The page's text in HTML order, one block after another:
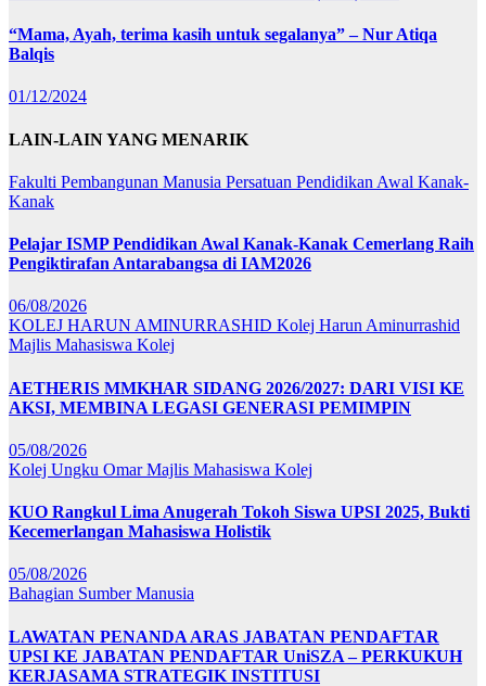
“Mama, Ayah, terima kasih untuk segalanya” – Nur Atiqa
Balqis
01/12/2024
LAIN-LAIN YANG MENARIK
Fakulti Pembangunan Manusia Persatuan Pendidikan Awal Kanak-
Kanak
Pelajar ISMP Pendidikan Awal Kanak-Kanak Cemerlang Raih
Pengiktirafan Antarabangsa di IAM2026
06/08/2026
KOLEJ HARUN AMINURRASHID Kolej Harun Aminurrashid
Majlis Mahasiswa Kolej
AETHERIS MMKHAR SIDANG 2026/2027: DARI VISI KE
AKSI, MEMBINA LEGASI GENERASI PEMIMPIN
05/08/2026
Kolej Ungku OmarMajlis Mahasiswa Kolej
KUO Rangkul Lima Anugerah Tokoh Siswa UPSI 2025, Bukti
Kecemerlangan Mahasiswa Holistik
05/08/2026
Bahagian Sumber Manusia
LAWATAN PENANDA ARAS JABATAN PENDAFTAR
UPSI KE JABATAN PENDAFTAR UniSZA – PERKUKUH
KERJASAMA STRATEGIK INSTITUSI